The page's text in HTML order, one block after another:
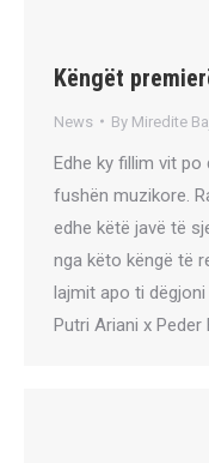
Këngët
News By Miredite
Edhe ky fillim vit
fushën muzikore.
edhe këtë javë të
nga këto këngë të
lajmit apo ti dëgjoni
Putri Ariani x Peder